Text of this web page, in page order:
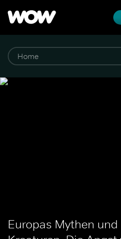
Europas Mythen und